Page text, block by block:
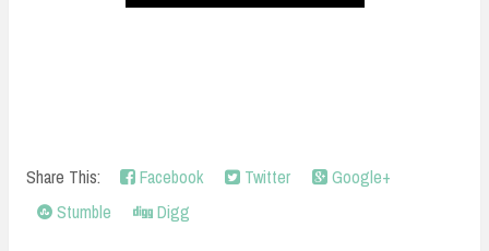
Share This: Facebook Twitter
Google+
Stumble
Digg